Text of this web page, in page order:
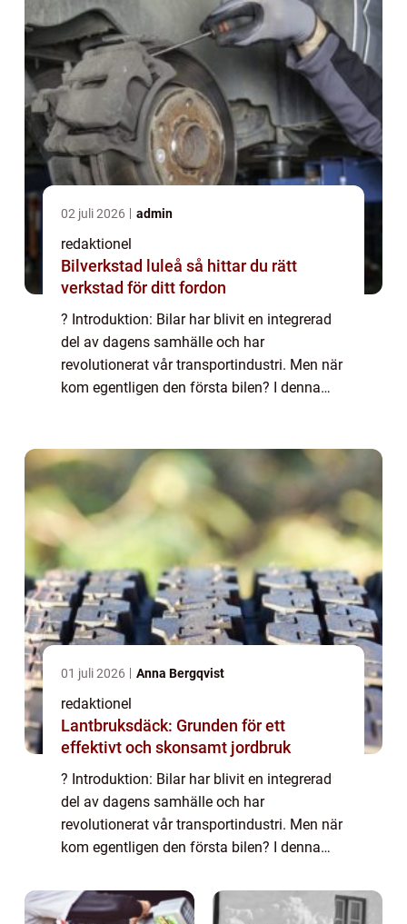
02 juli 2026 admin
redaktionel
Bilverkstad luleå så hittar du rätt
verkstad för ditt fordon
? Introduktion: Bilar har blivit en integrerad
del av dagens samhälle och har
revolutionerat vår transportindustri. Men när
kom egentligen den första bilen? I denna
01 juli 2026 Anna Bergqvist
redaktionel
Lantbruksdäck: Grunden för ett
effektivt och skonsamt jordbruk
? Introduktion: Bilar har blivit en integrerad
del av dagens samhälle och har
revolutionerat vår transportindustri. Men när
kom egentligen den första bilen? I denna
den första bilen introducerades, utfors...